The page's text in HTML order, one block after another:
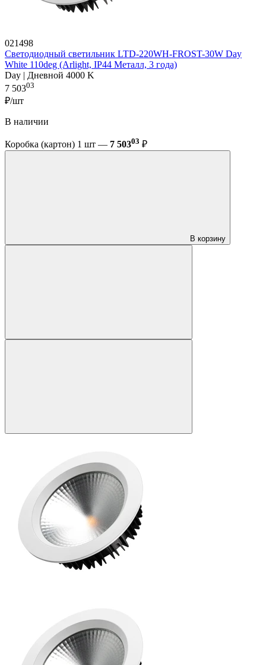
021498
Светодиодный светильник LTD-220WH-FROST-30W Day
White 110deg (Arlight, IP44 Металл, 3 года)
Day | Дневной 4000 K
7 50303
₽/шт
В наличии
Коробка (картон) 1 шт — 7 50303 ₽
В корзину